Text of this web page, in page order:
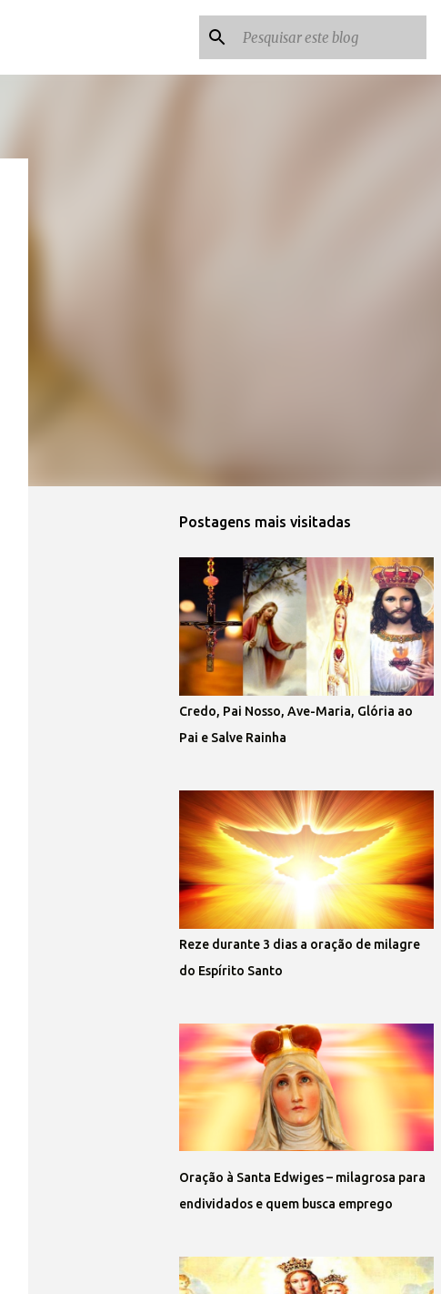
Postagens mais visitadas
Credo, Pai Nosso, Ave-Maria, Glória ao
Pai e Salve Rainha
Reze durante 3 dias a oração de milagre
do Espírito Santo
Oração à Santa Edwiges – milagrosa para
endividados e quem busca emprego